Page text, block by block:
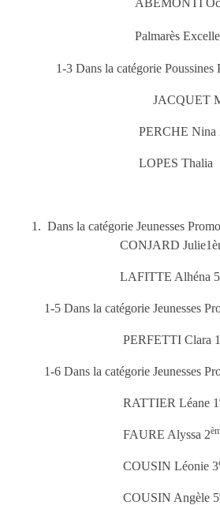
Palmarès
1-3 Dans la catégorie Poussines
JACQUET
PERCHE Nina
LOPES Thalia
Dans la catégorie Jeunesses
CONJARD
LAFITTE Alhéna 5ème
1-5 Dans la catégorie Jeunesses
PERFETTI Clara 1ère sur
1-6 Dans la catégorie Jeunesses
RATTIER Léane 1
FAURE Alyssa 2
COUSIN Léonie 3
COUSIN Angèle 5